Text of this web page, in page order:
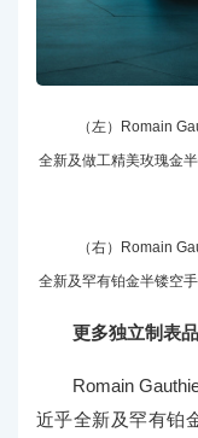
（左）Romain
全新及做工精美玫瑰金
（右）Romain
全新及罕有铂金半镂空
更多独立制表
Romain
近乎全新及罕有铂